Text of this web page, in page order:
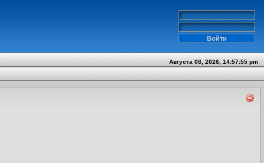
Августа 08, 2026, 14:57:55 pm